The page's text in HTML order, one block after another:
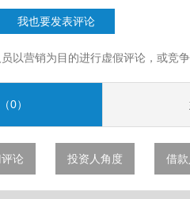
我也要发表评论
以营销为目的进行虚假评论，或竞
0）
论 投资人角度 借